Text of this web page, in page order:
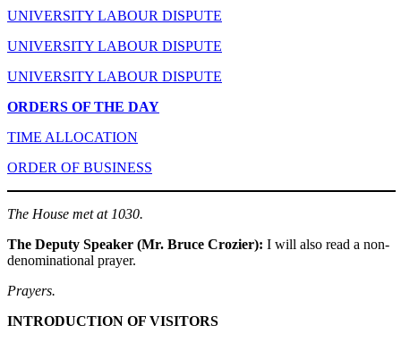
UNIVERSITY LABOUR DISPUTE
UNIVERSITY LABOUR DISPUTE
UNIVERSITY LABOUR DISPUTE
ORDERS OF THE DAY
TIME ALLOCATION
ORDER OF BUSINESS
The House met at 1030.
The Deputy Speaker (Mr. Bruce Crozier): I will also read a non-
denominational prayer.
Prayers.
INTRODUCTION OF VISITORS